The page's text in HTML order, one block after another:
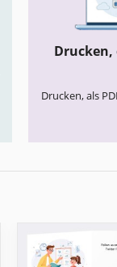
Drucken, als